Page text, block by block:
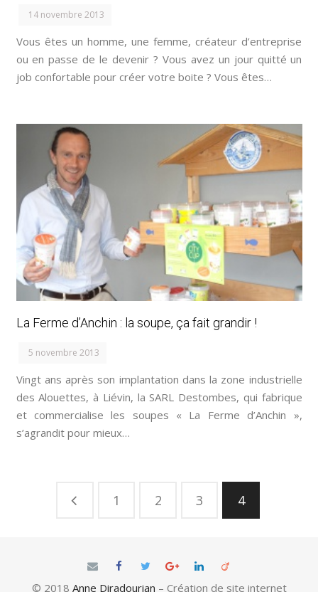
14 novembre 2013
Vous êtes un homme, une femme, créateur d’entreprise
ou en passe de le devenir ? Vous avez un jour quitté un
job confortable pour créer votre boite ? Vous êtes…
La Ferme d’Anchin : la soupe, ça fait grandir !
5 novembre 2013
Vingt ans après son implantation dans la zone industrielle
des Alouettes, à Liévin, la SARL Destombes, qui fabrique
et commercialise les soupes « La Ferme d’Anchin »,
s’agrandit pour mieux…
1 2 3 4
© 2018 Anne Diradourian – Création de site internet